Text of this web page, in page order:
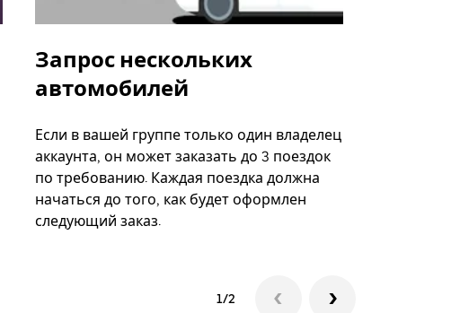
Запрос нескольких
автомобилей
Если в вашей группе только один владелец
аккаунта, он может заказать до 3 поездок
по требованию. Каждая поездка должна
начаться до того, как будет оформлен
следующий заказ.
1/2